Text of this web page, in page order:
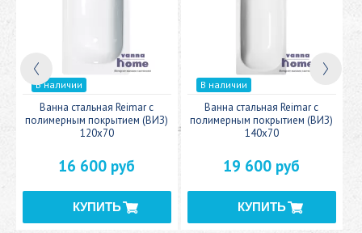
В наличии
Ванна стальная Reimar с
полимерным покрытием (ВИЗ)
120x70
16 600 руб
В наличии
Ванна стальная Reimar с
полимерным покрытием (ВИЗ)
140x70
19 600 руб